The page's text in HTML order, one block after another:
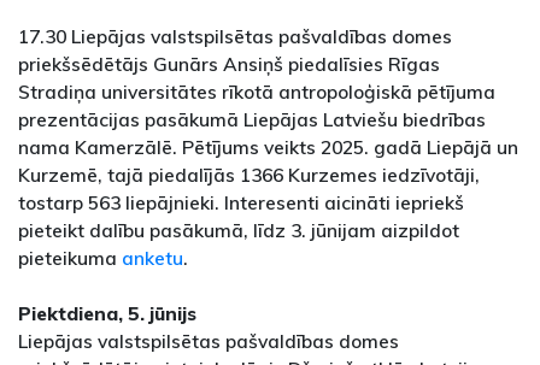
17.30 Liepājas valstspilsētas pašvaldības domes
priekšsēdētājs Gunārs Ansiņš piedalīsies Rīgas
Stradiņa universitātes rīkotā antropoloģiskā pētījuma
prezentācijas pasākumā Liepājas Latviešu biedrības
nama Kamerzālē. Pētījums veikts 2025. gadā Liepājā un
Kurzemē, tajā piedalījās 1366 Kurzemes iedzīvotāji,
tostarp 563 liepājnieki. Interesenti aicināti iepriekš
pieteikt dalību pasākumā, līdz 3. jūnijam aizpildot
pieteikuma anketu.
Piektdiena, 5. jūnijs
Liepājas valstspilsētas pašvaldības domes